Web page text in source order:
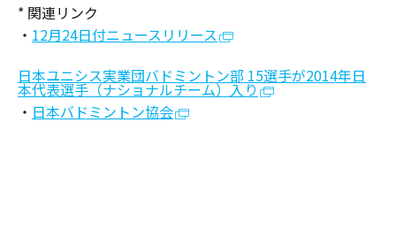
* 関連リンク
・ 12月24日付ニュースリリース
日本ユニシス実業団バドミントン部 15選手が2014年日
本代表選手（ナショナルチーム）入り
・ 日本バドミントン協会